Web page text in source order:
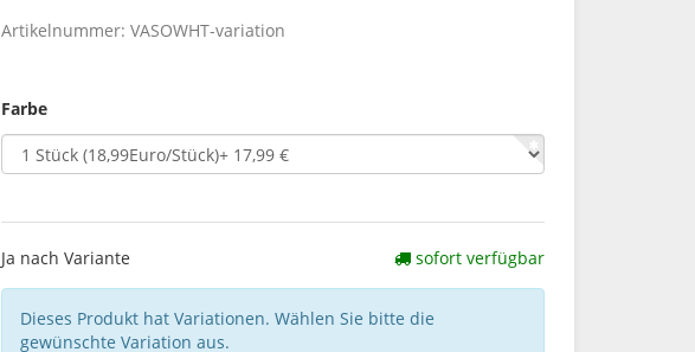
Artikelnummer: VASOWHT-variation
Farbe
Ja nach Variante sofort verfügbar
Dieses Produkt hat Variationen. Wählen Sie bitte die
gewünschte Variation aus.